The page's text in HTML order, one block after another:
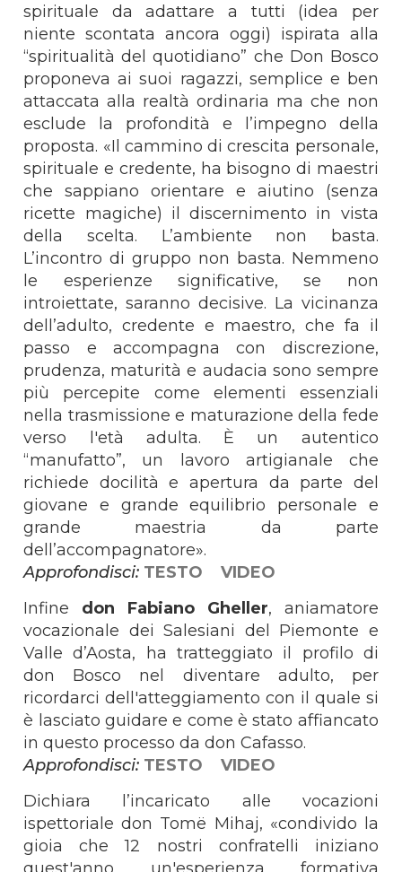
spirituale da adattare a tutti (idea per
niente scontata ancora oggi) ispirata alla
“spiritualità del quotidiano” che Don Bosco
proponeva ai suoi ragazzi, semplice e ben
attaccata alla realtà ordinaria ma che non
esclude la profondità e l’impegno della
proposta. «Il cammino di crescita personale,
spirituale e credente, ha bisogno di maestri
che sappiano orientare e aiutino (senza
ricette magiche) il discernimento in vista
della scelta. L’ambiente non basta.
L’incontro di gruppo non basta. Nemmeno
le esperienze significative, se non
introiettate, saranno decisive. La vicinanza
dell’adulto, credente e maestro, che fa il
passo e accompagna con discrezione,
prudenza, maturità e audacia sono sempre
più percepite come elementi essenziali
nella trasmissione e maturazione della fede
verso l'età adulta. È un autentico
“manufatto”, un lavoro artigianale che
richiede docilità e apertura da parte del
giovane e grande equilibrio personale e
grande maestria da parte
dell’accompagnatore».
Approfondisci: TESTO
VIDEO
Infine don Fabiano Gheller, aniamatore
vocazionale dei Salesiani del Piemonte e
Valle d’Aosta, ha tratteggiato il profilo di
don Bosco nel diventare adulto, per
ricordarci dell'atteggiamento con il quale si
è lasciato guidare e come è stato affiancato
in questo processo da don Cafasso.
Approfondisci: TESTO
VIDEO
Dichiara l’incaricato alle vocazioni
ispettoriale don Tomë Mihaj, «condivido la
gioia che 12 nostri confratelli iniziano
quest'anno un'esperienza formativa